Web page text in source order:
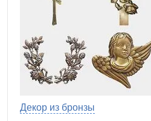
Декор из бронзы